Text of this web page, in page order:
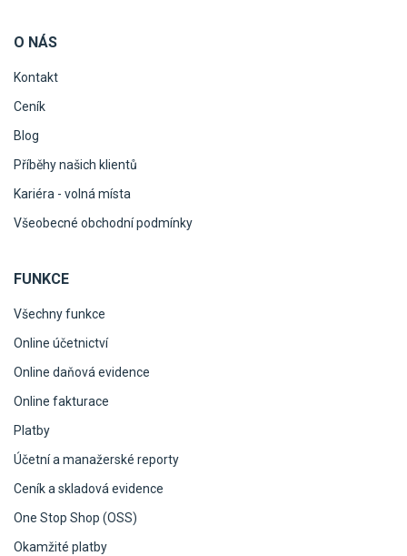
O NÁS
Kontakt
Ceník
Blog
Příběhy našich klientů
Kariéra - volná místa
Všeobecné obchodní podmínky
FUNKCE
Všechny funkce
Online účetnictví
Online daňová evidence
Online fakturace
Platby
Účetní a manažerské reporty
Ceník a skladová evidence
One Stop Shop (OSS)
Okamžité platby